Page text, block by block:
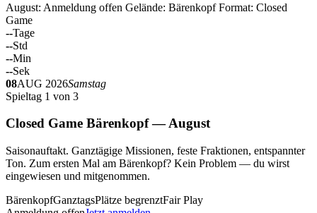
August: Anmeldung offen Gelände: Bärenkopf Format: Closed
Game
--Tage
--Std
--Min
--Sek
08AUG 2026Samstag
Spieltag 1 von 3
Closed Game Bärenkopf — August
Saisonauftakt. Ganztägige Missionen, feste Fraktionen, entspannter
Ton. Zum ersten Mal am Bärenkopf? Kein Problem — du wirst
eingewiesen und mitgenommen.
BärenkopfGanztagsPlätze begrenztFair Play